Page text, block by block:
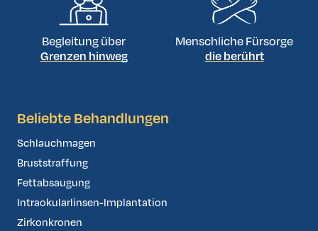
after surgery to ensure a safe recovery.
Begleitung über
Grenzen hinweg
Menschliche Fürsorge
die berührt
Beliebte Behandlungen
Schlauchmagen
Bruststraffung
Fettabsaugung
Intraokularlinsen-Implantation
Zirkonkronen